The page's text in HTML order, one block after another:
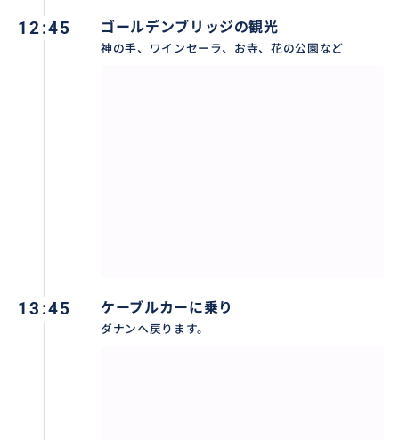
12:45 ゴールデンブリッジの観光
神の手、ワインセーラ、お寺、花の公園など
13:45 ケーブルカーに乗り
ダナンへ戻ります。